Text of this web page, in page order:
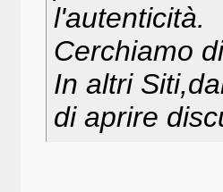
l'autenticità.
Cerchiamo
In altri
di aprire